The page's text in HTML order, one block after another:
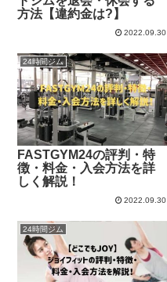
方法【違約金は?】
2022.09.30
24時間ジム
FASTGYM24の評判・特
徴・料金・入会方法を詳
しく解説！
2022.09.30
24時間ジム